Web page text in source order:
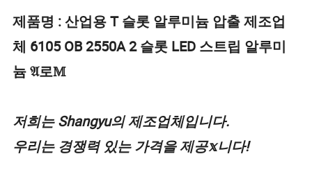
제품명 : 산업용 T 슬롯 알루미늄 압출 제조업
체 6105 OB 2550A 2 슬롯 LED 스트립 알루미
늄 𝔄로𝕄
저희는 Shangyu의 제조업체입니다.
우리는 경쟁력 있는 가격을 제공𝕩니다!